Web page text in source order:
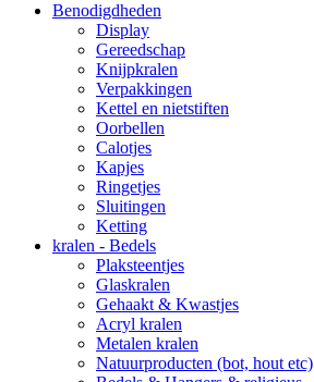
Benodigdheden
Display
Gereedschap
Knijpkralen
Verpakkingen
Kettel en nietstiften
Oorbellen
Calotjes
Kapjes
Ringetjes
Sluitingen
Ketting
kralen - Bedels
Plaksteentjes
Glaskralen
Gehaakt & Kwastjes
Acryl kralen
Metalen kralen
Natuurproducten (bot, hout etc)